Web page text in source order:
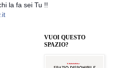
la fa sei Tu !!
VUOI QUESTO
SPAZIO?